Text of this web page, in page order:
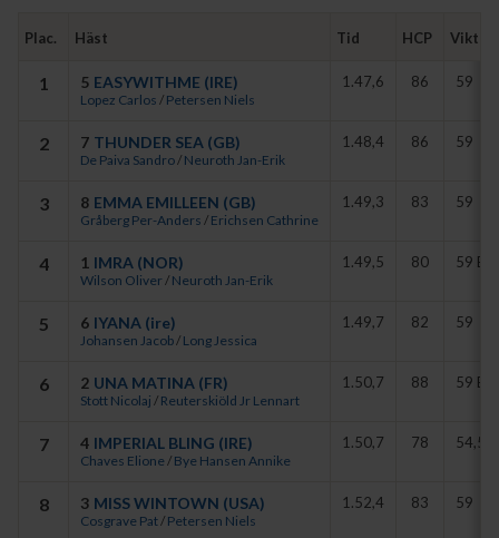
full marschorder i utgången av slutsvängen tog El Kabeir-
avkomman snart över kommandot och drygade ut på ett snyggt
sätt över de sista 150 meterna.
På behörigt avstånd bakom vinnaren avslutade Thunder Sea starkt
Niels Petersen äger själv irlandsimporten genom NP Racing.
Plac. Häst Tid HCP Vikt
1 5 EASYWITHME (IRE)
Lopez Carlos / Petersen Niels
1.47,6 86 59
2 7 THUNDER SEA (GB)
De Paiva Sandro / Neuroth Jan-Erik
1.48,4 86 59
3 8 EMMA EMILLEEN (GB)
Gråberg Per-Anders / Erichsen Cathrine
1.49,3 83 59
4 1 IMRA (NOR)
Wilson Oliver / Neuroth Jan-Erik
1.49,5 80 59 B
5 6 IYANA (ire)
Johansen Jacob / Long Jessica
1.49,7 82 59
6 2 UNA MATINA (FR)
Stott Nicolaj / Reuterskiöld Jr Lennart
1.50,7 88 59 B
7 4 IMPERIAL BLING (IRE)
Chaves Elione / Bye Hansen Annike
1.50,7 78 54,5
8 3 MISS WINTOWN (USA)
Cosgrave Pat / Petersen Niels
1.52,4 83 59